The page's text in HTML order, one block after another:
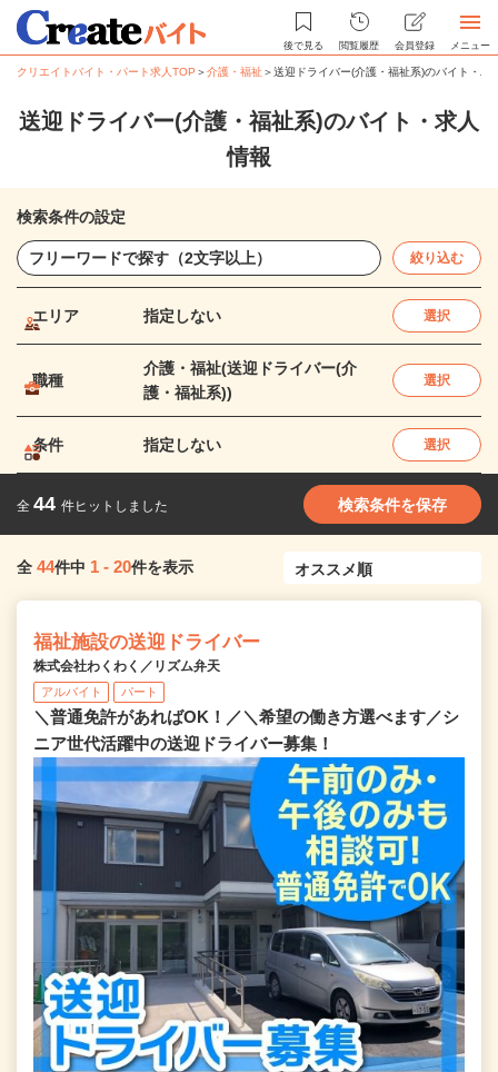
後で見る 閲覧履歴 会員登録 メニュー
クリエイトバイト・パート求人TOP ＞介護・福祉＞送迎ドライバー(介護・福祉系)のバイト・パ
送迎ドライバー(介護・福祉系)のバイト・求人
情報
検索条件の設定
絞り込む
エリア 指定しない 選択
職種
介護・福祉(送迎ドライバー(介
護・福祉系))
選択
条件 指定しない 選択
全 44 件ヒットしました 検索条件を保存
全 44件中 1 - 20件を表示
福祉施設の送迎ドライバー
株式会社わくわく／リズム弁天
アルバイト パート
＼普通免許があればOK！／＼希望の働き方選べます／シ
ニア世代活躍中の送迎ドライバー募集！